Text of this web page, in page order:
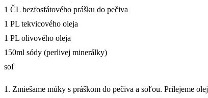
1 ČL bezfosfátového prášku do pečiva
1 PL tekvicového oleja
1 PL olivového oleja
150ml sódy (perlivej minerálky)
soľ
1. Zmiešame múky s práškom do pečiva a soľou. Prilejeme